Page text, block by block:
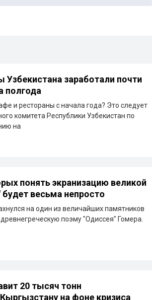
Узбекистана заработали почти
полгода
и рестораны с начала года? Это следует
комитета Республики Узбекистан по
на
понять экранизацию великой
весьма непросто
на один из величайших памятников
поэму "Одиссея" Гомера.
20 тысяч тонн
на фоне кризиса